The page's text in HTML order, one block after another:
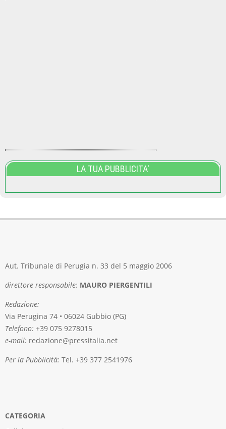
LA TUA PUBBLICITA'
Aut. Tribunale di Perugia n. 33 del 5 maggio 2006
direttore responsabile: MAURO PIERGENTILI
Redazione:
Via Perugina 74 • 06024 Gubbio (PG)
Telefono: +39 075 9278015
e-mail: redazione@pressitalia.net
Per la Pubblicità: Tel. +39 377 2541976
CATEGORIA